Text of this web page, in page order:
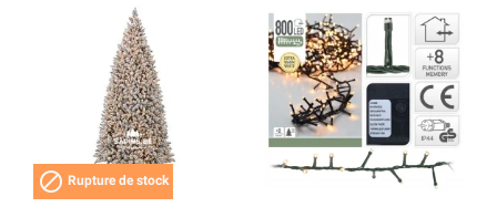
 Rupture de stock